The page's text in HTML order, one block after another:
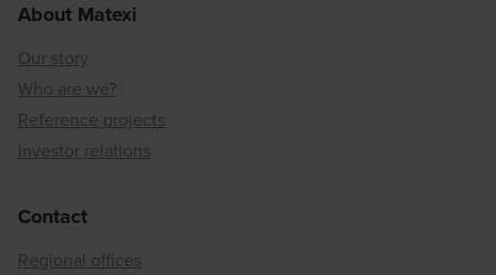
About Matexi
Our story
Who are we?
Reference projects
Investor relations
Contact
Regional offices